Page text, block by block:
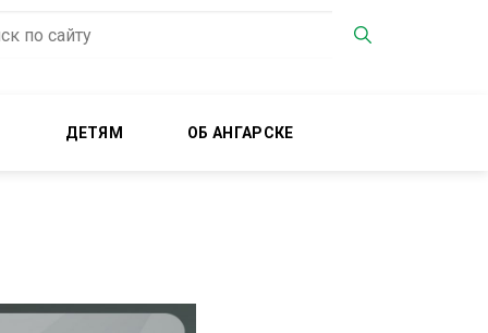
ДЕТЯМ ОБ АНГАРСКЕ